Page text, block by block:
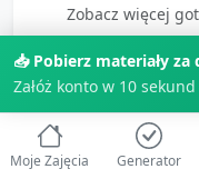
Zobacz więcej
📥 Pobierz materiały za
Załóż konto w 10 sekund
Moje Zajęcia Generator